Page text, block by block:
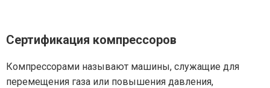
Сертификация компрессоров
Компрессорами называют машины, служащие для
перемещения газа или повышения давления,